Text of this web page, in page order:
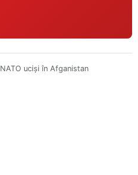
ucişi în Afganistan